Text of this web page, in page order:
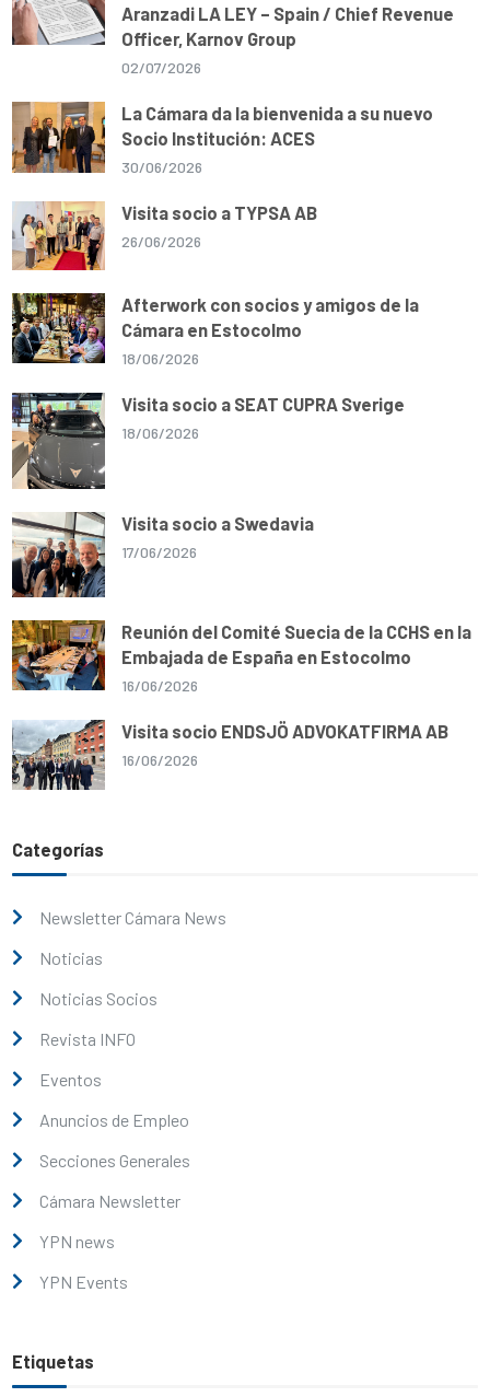
Aranzadi LA LEY – Spain / Chief Revenue
Officer, Karnov Group
02/07/2026
La Cámara da la bienvenida a su nuevo
Socio Institución: ACES
30/06/2026
Visita socio a TYPSA AB
26/06/2026
Afterwork con socios y amigos de la
Cámara en Estocolmo
18/06/2026
Visita socio a SEAT CUPRA Sverige
18/06/2026
Visita socio a Swedavia
17/06/2026
Reunión del Comité Suecia de la CCHS en la
Embajada de España en Estocolmo
16/06/2026
Visita socio ENDSJÖ ADVOKATFIRMA AB
16/06/2026
Categorías
Newsletter Cámara News
Noticias
Noticias Socios
Revista INFO
Eventos
Anuncios de Empleo
Secciones Generales
Cámara Newsletter
YPN news
YPN Events
Etiquetas